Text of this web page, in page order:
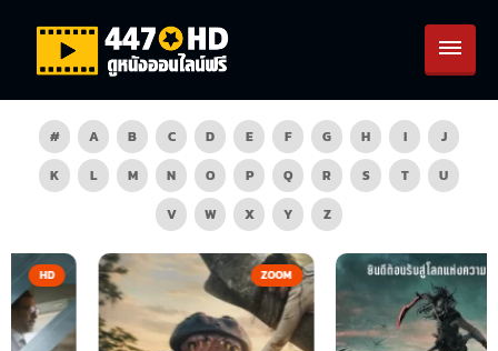
# A B C D E F G H I
J
K
L M N O P Q R S T
U
V
W X Y Z
ZOOM HD